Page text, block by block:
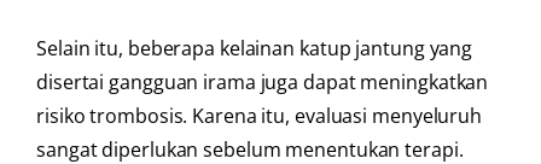
Selain itu, beberapa kelainan katup jantung yang
disertai gangguan irama juga dapat meningkatkan
risiko trombosis. Karena itu, evaluasi menyeluruh
sangat diperlukan sebelum menentukan terapi.